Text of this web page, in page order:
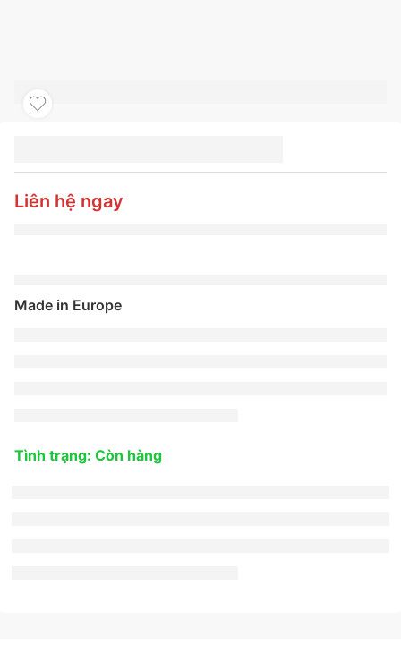
255/50R19 107Y PILOT
SPORT 4 SUV
Liên hệ ngay
Made in Europe
Tình trạng: Còn hàng